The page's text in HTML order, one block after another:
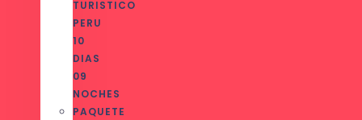
TURISTICO
PERU
10
DIAS
09
NOCHES
PAQUETE